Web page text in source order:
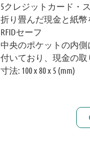
5クレジットカード・
折り畳んだ現金と紙
RFIDセーフ
中央のポケットの内
付いており、現金の取
寸法: 100 x 80 x 5 (mm)